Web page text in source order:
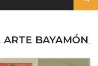
ARTE BAYAMÓN